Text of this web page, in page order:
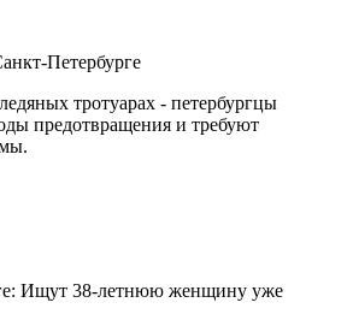
Петербурге
тротуарах - петербургцы
предотвращения и требуют
Ищут 38-летнюю женщину уже